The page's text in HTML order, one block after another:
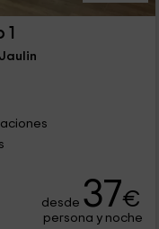
desde 37€
persona y noche